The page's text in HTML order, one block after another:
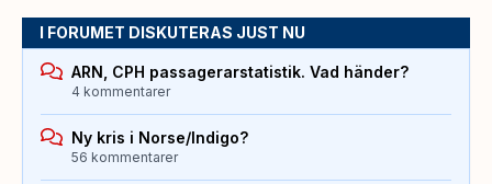
I FORUMET DISKUTERAS JUST NU
ARN, CPH passagerarstatistik. Vad händer?
4 kommentarer
Ny kris i Norse/Indigo?
56 kommentarer